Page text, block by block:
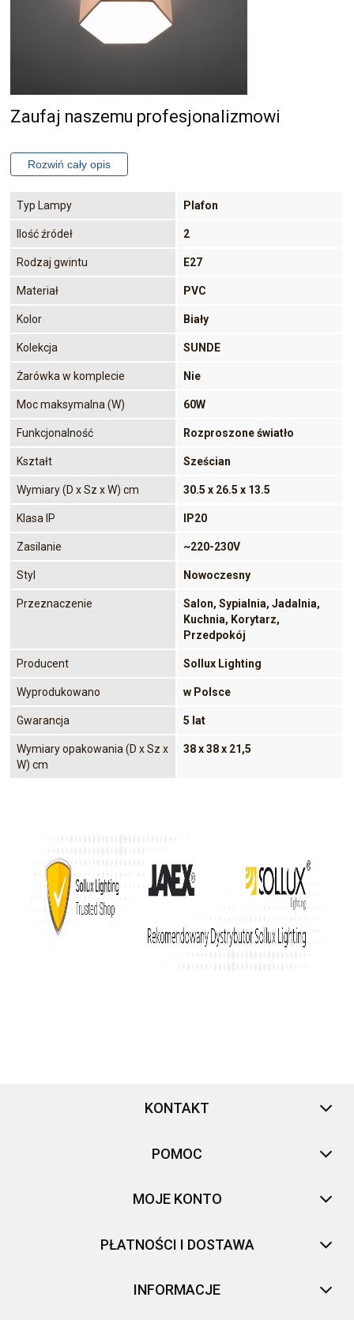
Zaufaj naszemu profesjonalizmowi
Typ Lampy Plafon
Ilość źródeł 2
Rodzaj gwintu E27
Materiał PVC
Kolor Biały
Kolekcja SUNDE
Żarówka w komplecie Nie
Moc maksymalna (W) 60W
Funkcjonalność Rozproszone światło
Kształt Sześcian
Wymiary (D x Sz x W) cm 30.5 x 26.5 x 13.5
Klasa IP IP20
Zasilanie ~220-230V
Styl Nowoczesny
Przeznaczenie
Salon, Sypialnia, Jadalnia,
Kuchnia, Korytarz,
Przedpokój
Producent Sollux Lighting
Wyprodukowano w Polsce
Gwarancja 5 lat
Wymiary opakowania (D x Sz x
W) cm
38 x 38 x 21,5
KONTAKT
POMOC
MOJE KONTO
PŁATNOŚCI I DOSTAWA
INFORMACJE